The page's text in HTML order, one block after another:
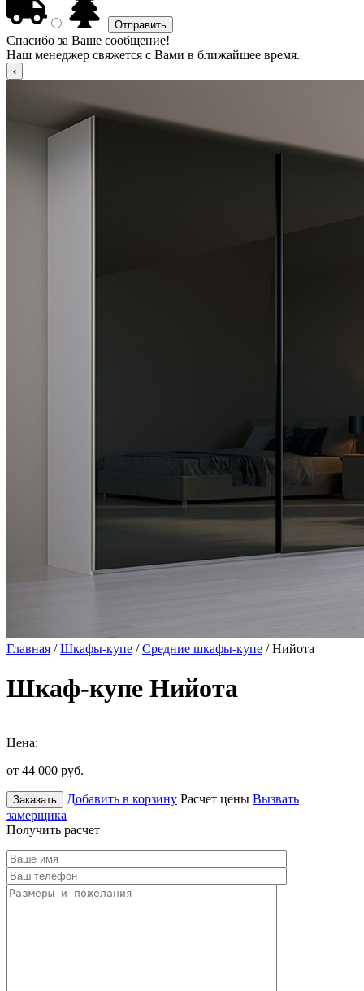
Спасибо за Ваше сообщение!
Наш менеджер свяжется с Вами в ближайшее время.
Главная /Шкафы-купе /Средние шкафы-купе / Нийота
Шкаф-купе Нийота
Цена:
от 44 000 руб.
Заказать Добавить в корзину Расчет цены Вызвать
замерщика
Получить расчет